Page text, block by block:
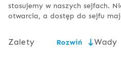
stosujemy w naszych sejfach.
otwarcia, a dostęp do sejfu
Zalety Rozwiń Wady